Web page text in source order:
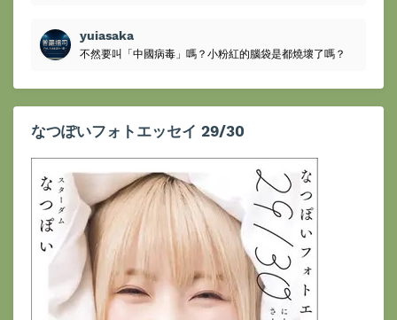
yuiasaka
不然要叫「中國病毒」嗎？小粉紅的腦袋是都燒壞了嗎？
なつぽいフォトエッセイ 29/30